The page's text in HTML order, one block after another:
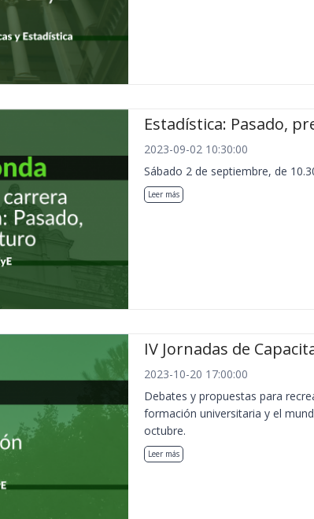
Estadística: Pasado,
2023-09-02 10:30:00
Sábado 2 de septiembre, de
Leer más
IV Jornadas de
2023-10-20 17:00:00
Debates y propuestas para
formación universitaria y el
octubre.
Leer más